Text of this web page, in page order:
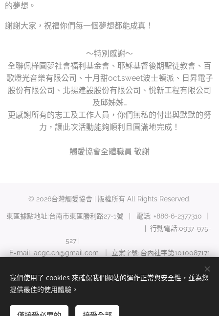
的夢想。
謝謝大家，祝福你們每一個夢想都能成真！
～特別感謝～
全聯佩樺圓夢社會福利基金會、耶穌基督後期聖徒教會、百
歌燈光音樂有限公司、十月甜oct.sweet波士頓派、日昇電子
股份有限公司、北揚建設股份有限公司、悅新工程有限公司
及邱姊姊…
更感謝所有的志工及工作人員，你們無私的付出與默默的努
力，讓此次活動能夠順利且圓滿地完成！
觸愛協會全體職員 敬謝
© 2026台灣觸愛協會 | 版權所有 All Rights Reserved.
東區據點地址:台南市東區勝利路27-1號 | 電話: +886‑6-2377310 ｜
| 行動電話:0937-975-
527 |
E-mail: acgc.ch@gmail.com ｜ 立案字號: 台內社字第1010087171
Cookies
語言
我們使用了 cookies 來確保我們網站的運作正常與安全性，並為您
提供最佳的使用體驗。